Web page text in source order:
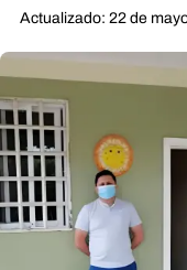
Actualizado: 22 de